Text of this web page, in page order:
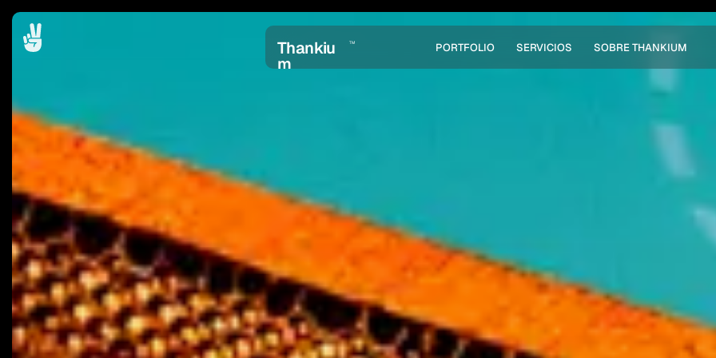
Thankiu
m
TM PORTFOLIO SERVICIOS SOBRE THANKIUM